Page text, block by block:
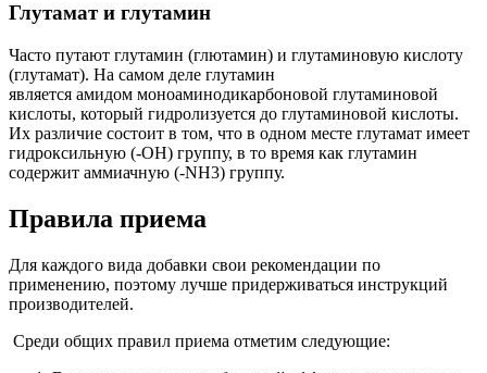
Глутамат и глутамин
Часто путают глутамин (глютамин) и глутаминовую кислоту
(глутамат). На самом деле глутамин
является амидом моноаминодикарбоновой глутаминовой
кислоты, который гидролизуется до глутаминовой кислоты.
Их различие состоит в том, что в одном месте глутамат имеет
гидроксильную (-OH) группу, в то время как глутамин
содержит аммиачную (-NH3) группу.
Правила приема
Для каждого вида добавки свои рекомендации по
применению, поэтому лучше придерживаться инструкций
производителей.
Среди общих правил приема отметим следующие: